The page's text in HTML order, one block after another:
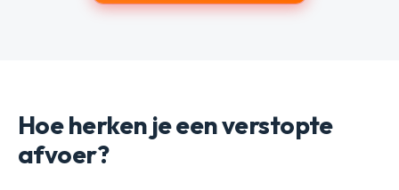
Hoe herken je een verstopte
afvoer?